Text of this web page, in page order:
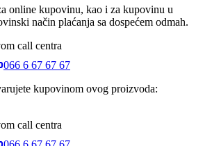
online kupovinu, kao i za kupovinu u
način plaćanja sa dospećem odmah.
call centra
066 6 67 67 67
kupovinom ovog proizvoda:
call centra